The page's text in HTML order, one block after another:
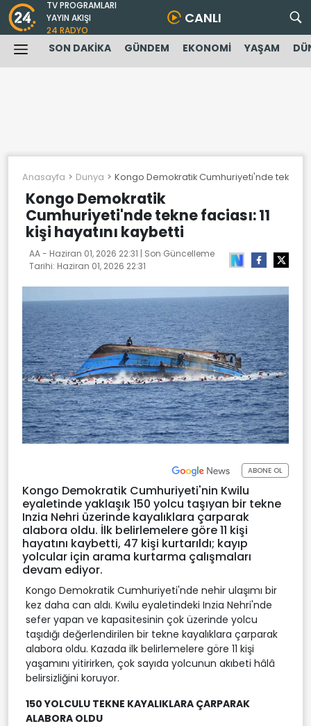
TV PROGRAMLARI
YAYIN AKIŞI
24 RADYO
CANLI
SON DAKİKA GÜNDEM EKONOMİ YAŞAM
Anasayfa Dunya Kongo Demokratik Cumhuriyeti'nde tekne
Kongo Demokratik
Cumhuriyeti'nde tekne faciası: 11
kişi hayatını kaybetti
AA - Haziran 01, 2026 22:31 | Son Güncelleme
Tarihi: Haziran 01, 2026 22:31
ABONE OL
Kongo Demokratik Cumhuriyeti'nin Kwilu
eyaletinde yaklaşık 150 yolcu taşıyan bir tekne
Inzia Nehri üzerinde kayalıklara çarparak
alabora oldu. İlk belirlemelere göre 11 kişi
hayatını kaybetti, 47 kişi kurtarıldı; kayıp
yolcular için arama kurtarma çalışmaları
devam ediyor.
Kongo Demokratik Cumhuriyeti'nde nehir ulaşımı bir
kez daha can aldı. Kwilu eyaletindeki Inzia Nehri'nde
sefer yapan ve kapasitesinin çok üzerinde yolcu
taşıdığı değerlendirilen bir tekne kayalıklara çarparak
alabora oldu. Kazada ilk belirlemelere göre 11 kişi
yaşamını yitirirken, çok sayıda yolcunun akıbeti hâlâ
belirsizliğini koruyor.
150 YOLCULU TEKNE KAYALIKLARA ÇARPARAK
ALABORA OLDU